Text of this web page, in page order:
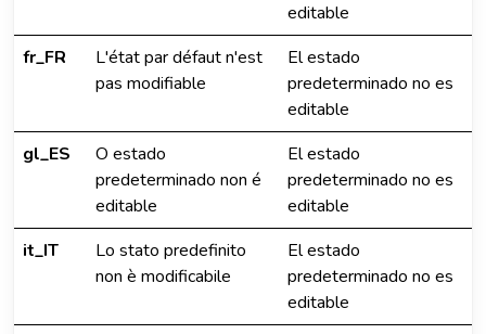
editable
fr_FR
L'état par défaut n'est
pas modifiable
El estado
predeterminado no es
editable
gl_ES
O estado
predeterminado non é
editable
El estado
predeterminado no es
editable
it_IT
Lo stato predefinito
non è modificabile
El estado
predeterminado no es
editable